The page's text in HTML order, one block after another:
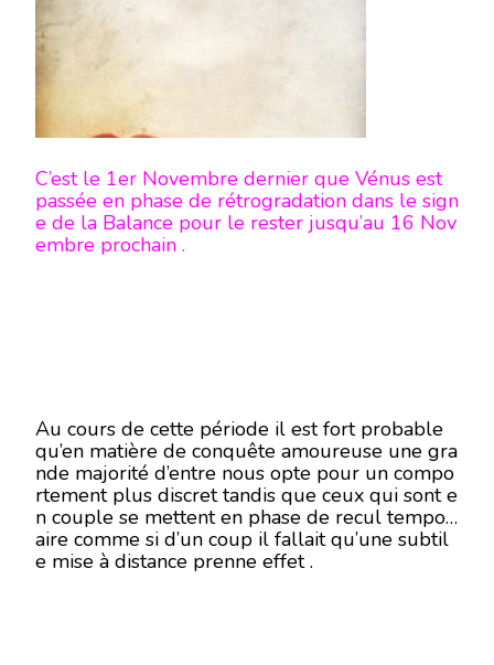
C’est le 1er Novembre dernier que Vénus est
passée en phase de rétrogradation dans le sign
e de la Balance pour le rester jusqu’au 16 Nov
embre prochain .
Au cours de cette période il est fort probable
qu’en matière de conquête amoureuse une gra
nde majorité d’entre nous opte pour un compo
rtement plus discret tandis que ceux qui sont e
n couple se mettent en phase de recul tempor
aire comme si d’un coup il fallait qu’une subtil
e mise à distance prenne effet .